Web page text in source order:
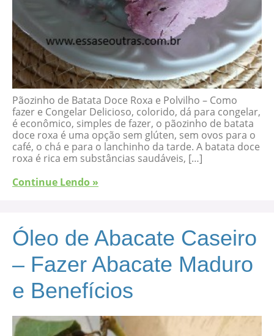
Pãozinho de Batata Doce Roxa e Polvilho – Como
fazer e Congelar Delicioso, colorido, dá para congelar,
é econômico, simples de fazer, o pãozinho de batata
doce roxa é uma opção sem glúten, sem ovos para o
café, o chá e para o lanchinho da tarde. A batata doce
roxa é rica em substâncias saudáveis, […]
Continue Lendo »
Óleo de Abacate Caseiro
– Fazer Abacate Maduro
e Benefícios